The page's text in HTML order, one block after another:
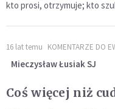
kto prosi, otrzymuje; kto
16 lat temu KOMENTARZE DO
Mieczysław Łusiak SJ
Coś więcej niż